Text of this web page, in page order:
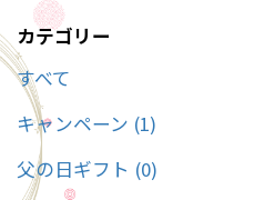
カテゴリー
すべて
キャンペーン (1)
父の日ギフト (0)